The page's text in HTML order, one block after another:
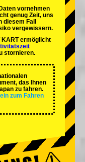
vornehmen
genug Zeit, uns
Fall
vergewissern.
KART ermöglicht
stornieren.
das Ihnen
zu fahren.
zum Fahren